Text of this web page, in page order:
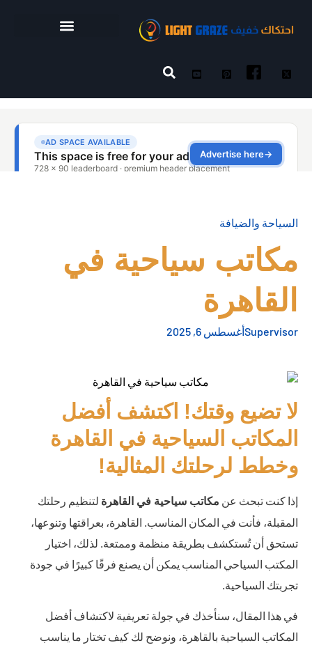
السياحة والضيافة
مكاتب سياحية في
القاهرة
Supervisorأغسطس 6, 2025
لا تضيع وقتك! اكتشف أفضل
المكاتب السياحية في القاهرة
وخطط لرحلتك المثالية!
إذا كنت تبحث عن مكاتب سياحية في القاهرة لتنظيم رحلتك
المقبلة، فأنت في المكان المناسب. القاهرة، بعراقتها وتنوعها،
تستحق أن تُستكشف بطريقة منظمة وممتعة. لذلك، اختيار
المكتب السياحي المناسب يمكن أن يصنع فرقًا كبيرًا في جودة
تجربتك السياحية.
في هذا المقال، سنأخذك في جولة تعريفية لاكتشاف أفضل
المكاتب السياحية بالقاهرة، ونوضح لك كيف تختار ما يناسب